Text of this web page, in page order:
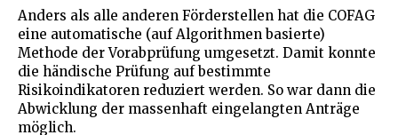
Anders als alle anderen Förderstellen hat die COFAG
eine automatische (auf Algorithmen basierte)
Methode der Vorabprüfung umgesetzt. Damit konnte
die händische Prüfung auf bestimmte
Risikoindikatoren reduziert werden. So war dann die
Abwicklung der massenhaft eingelangten Anträge
möglich.